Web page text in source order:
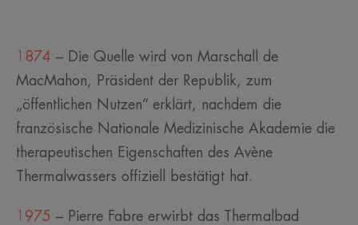
1874 – Die Quelle wird von Marschall de
MacMahon, Präsident der Republik, zum
„öffentlichen Nutzen“ erklärt, nachdem die
französische Nationale Medizinische Akademie die
therapeutischen Eigenschaften des Avène
Thermalwassers offiziell bestätigt hat.
1975 – Pierre Fabre erwirbt das Thermalbad